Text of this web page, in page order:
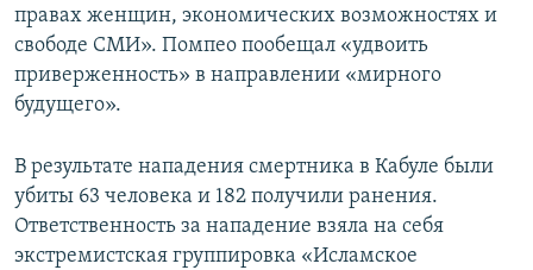
правах женщин, экономических возможностях и
свободе СМИ». Помпео пообещал «удвоить
приверженность» в направлении «мирного
будущего».
В результате нападения смертника в Кабуле были
убиты 63 человека и 182 получили ранения.
Ответственность за нападение взяла на себя
экстремистская группировка «Исламское